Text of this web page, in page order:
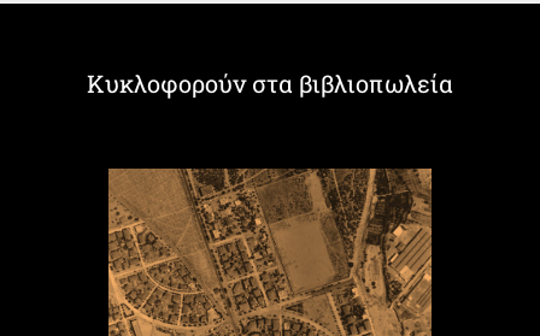
Κυκλοφορούν στα βιβλιοπωλεία